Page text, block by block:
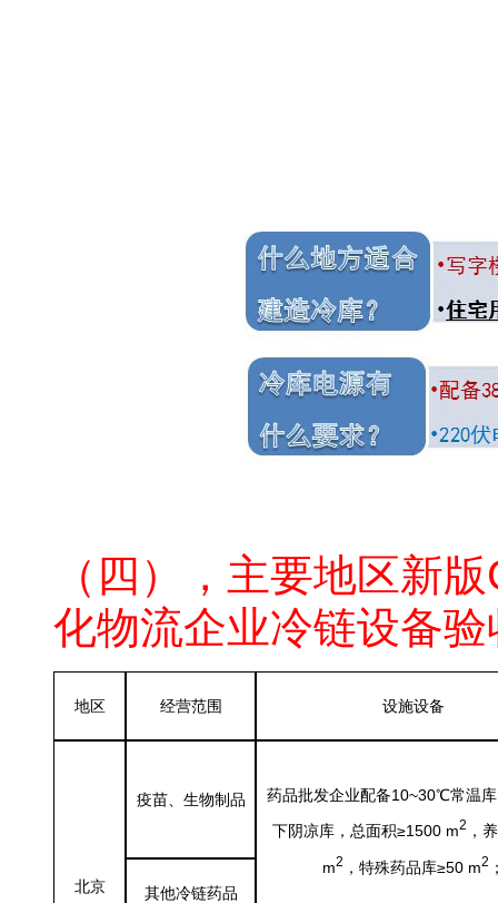
（四），主要地区新
化物流企业冷链设备
地区 经营范围 设施设备
北京
疫苗、生物制品 药品批发企业配备10~30℃常温
下阴凉库，总面积≥1500 m2 ，
m2 ，特殊药品库≥50 m2
其他冷链药品